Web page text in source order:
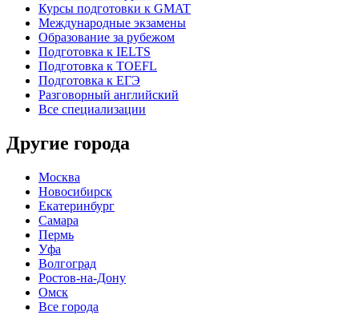
Курсы подготовки к GMAT
Международные экзамены
Образование за рубежом
Подготовка к IELTS
Подготовка к TOEFL
Подготовка к ЕГЭ
Разговорный английский
Все специализации
Другие города
Москва
Новосибирск
Екатеринбург
Самара
Пермь
Уфа
Волгоград
Ростов-на-Дону
Омск
Все города